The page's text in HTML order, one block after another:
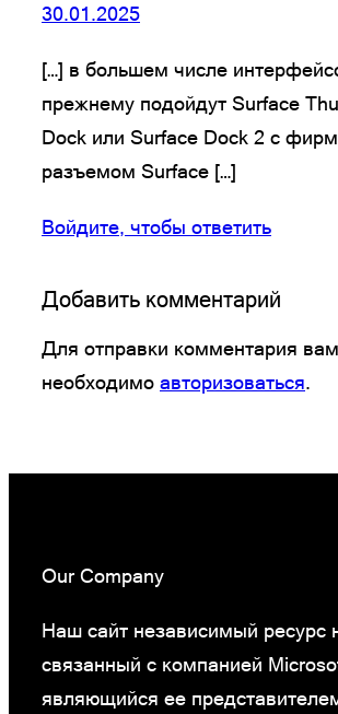
30.01.2025
[…] в большем числе
прежнему подойдут Surface
Dock или Surface Dock 2 с
разъемом Surface […]
Войдите, чтобы ответить
Добавить комментарий
Для отправки комментария вам
необходимо авторизоваться.
Our Company
Наш сайт независимый ресурс
связанный с компанией
являющийся ее